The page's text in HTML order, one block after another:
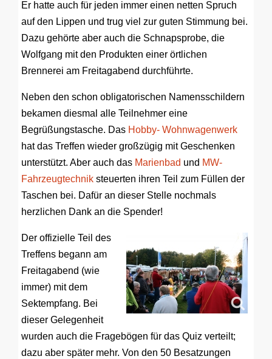
Er hatte auch für jeden immer einen netten Spruch
auf den Lippen und trug viel zur guten Stimmung bei.
Dazu gehörte aber auch die Schnapsprobe, die
Wolfgang mit den Produkten einer örtlichen
Brennerei am Freitagabend durchführte.
Neben den schon obligatorischen Namensschildern
bekamen diesmal alle Teilnehmer eine
Begrüßungstasche. Das Hobby- Wohnwagenwerk
hat das Treffen wieder großzügig mit Geschenken
unterstützt. Aber auch das Marienbad und MW-
Fahrzeugtechnik steuerten ihren Teil zum Füllen der
Taschen bei. Dafür an dieser Stelle nochmals
herzlichen Dank an die Spender!
Der offizielle Teil des
Treffens begann am
Freitagabend (wie
immer) mit dem
Sektempfang. Bei
dieser Gelegenheit
wurden auch die Fragebögen für das Quiz verteilt;
dazu aber später mehr. Von den 50 Besatzungen